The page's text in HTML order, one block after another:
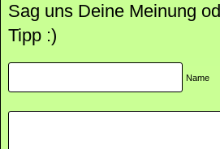
Sag uns Deine Meinung
Tipp :)
Name